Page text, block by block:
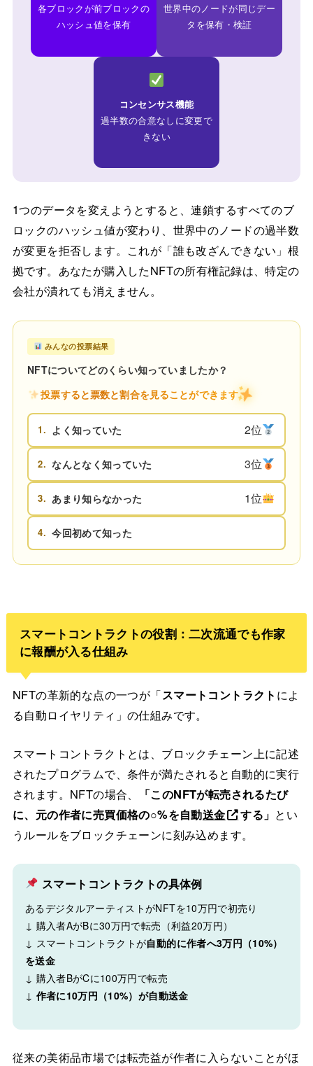
各ブロックが前ブロックの
ハッシュ値を保有
世界中のノードが同じデー
タを保有・検証
コンセンサス機能
過半数の合意なしに変更で
きない
1つのデータを変えようとすると、連鎖するすべてのブ
ロックのハッシュ値が変わり、世界中のノードの過半数
が変更を拒否します。これが「誰も改ざんできない」根
拠です。あなたが購入したNFTの所有権記録は、特定の
会社が潰れても消えません。
みんなの投票結果
NFTについてどのくらい知っていましたか？
投票すると票数と割合を見ることができます
1. よく知っていた 2位
2. なんとなく知っていた 3位
3. あまり知らなかった 1位
4. 今回初めて知った
スマートコントラクトの役割：二次流通でも作家
に報酬が入る仕組み
NFTの革新的な点の一つが「スマートコントラクト によ
る自動ロイヤリティ」の仕組みです。
スマートコントラクトとは、ブロックチェーン上に記述
されたプログラムで、条件が満たされると自動的に実行
されます。NFTの場合、
「このNFTが転売されるたび
に、元の作者に売買価格の○%を自動送金 する」 とい
うルールをブロックチェーンに刻み込めます。
スマートコントラクトの具体例
あるデジタルアーティストがNFTを10万円で初売り
↓ 購入者AがBに30万円で転売（利益20万円）
↓ スマートコントラクトが自動的に作者へ3万円（10%）
を送金
↓ 購入者BがCに100万円で転売
↓ 作者に10万円（10%）が自動送金
従来の美術品市場では転売益が作者に入らないことがほ